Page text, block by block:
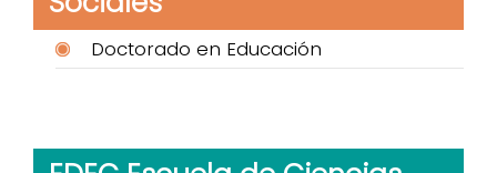
Doctorado en Educación